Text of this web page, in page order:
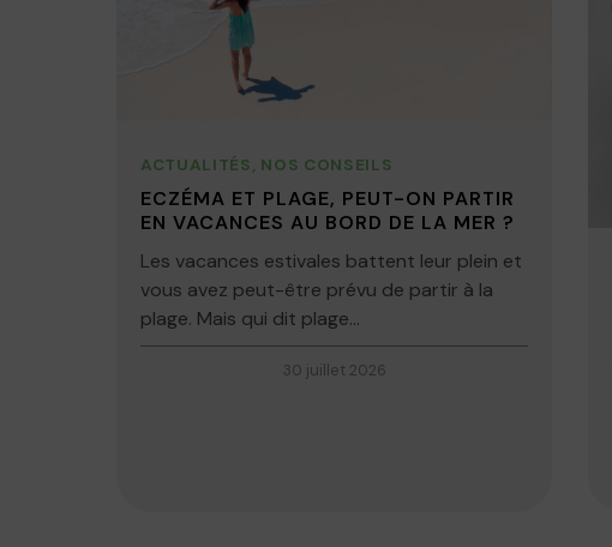
ACTUALITÉS, NOS CONSEILS
ECZÉMA ET PLAGE, PEUT-ON PARTIR
EN VACANCES AU BORD DE LA MER ?
Les vacances estivales battent leur plein et
vous avez peut-être prévu de partir à la
plage. Mais qui dit plage...
30 juillet 2026